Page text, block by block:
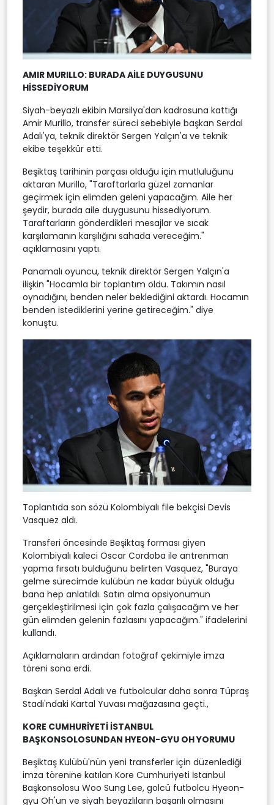
AMIR MURILLO: BURADA AİLE DUYGUSUNU
HİSSEDİYORUM
Siyah-beyazlı ekibin Marsilya'dan kadrosuna kattığı
Amir Murillo, transfer süreci sebebiyle başkan Serdal
Adalı'ya, teknik direktör Sergen Yalçın'a ve teknik
ekibe teşekkür etti.
Beşiktaş tarihinin parçası olduğu için mutluluğunu
aktaran Murillo, "Taraftarlarla güzel zamanlar
geçirmek için elimden geleni yapacağım. Aile her
şeydir, burada aile duygusunu hissediyorum.
Taraftarların gönderdikleri mesajlar ve sıcak
karşılamanın karşılığını sahada vereceğim."
açıklamasını yaptı.
Panamalı oyuncu, teknik direktör Sergen Yalçın'a
ilişkin "Hocamla bir toplantım oldu. Takımın nasıl
oynadığını, benden neler beklediğini aktardı. Hocamın
benden istediklerini yerine getireceğim." diye
konuştu.
Toplantıda son sözü Kolombiyalı file bekçisi Devis
Vasquez aldı.
Transferi öncesinde Beşiktaş forması giyen
Kolombiyalı kaleci Oscar Cordoba ile antrenman
yapma fırsatı bulduğunu belirten Vasquez, "Buraya
gelme sürecimde kulübün ne kadar büyük olduğu
bana hep anlatıldı. Satın alma opsiyonumun
gerçekleştirilmesi için çok fazla çalışacağım ve her
gün elimden gelenin fazlasını yapacağım." ifadelerini
kullandı.
Açıklamaların ardından fotoğraf çekimiyle imza
töreni sona erdi.
Başkan Serdal Adalı ve futbolcular daha sonra Tüpraş
Stadı'ndaki Kartal Yuvası mağazasına geçti.,
KORE CUMHURİYETİ İSTANBUL
BAŞKONSOLOSUNDAN HYEON-GYU OH YORUMU
Beşiktaş Kulübü'nün yeni transferler için düzenlediği
imza törenine katılan Kore Cumhuriyeti İstanbul
Başkonsolosu Woo Sung Lee, golcü futbolcu Hyeon-
gyu Oh'un ve siyah beyazlıların başarılı olmasını